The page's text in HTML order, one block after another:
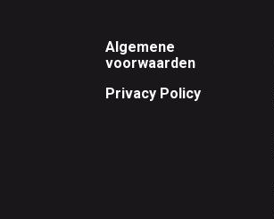
Footer
Algemene
voorwaarden
Privacy Policy